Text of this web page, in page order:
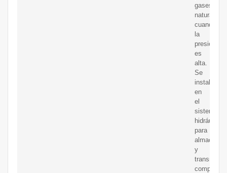
gases
naturales
cuando
la
presión
es
alta.
Se
instala
en
el
sistema
hidráulico
para
almacenar
y
transmitir